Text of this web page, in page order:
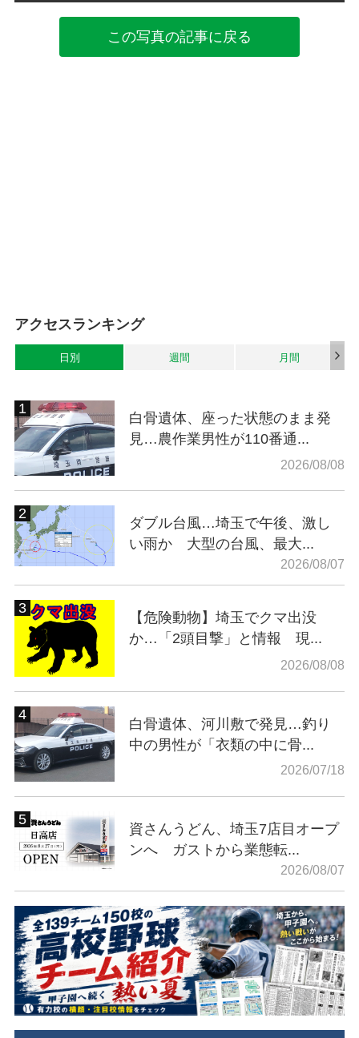
この写真の記事に戻る
アクセスランキング
日別 週間 月間
白骨遺体、座った状態のまま発
見…農作業男性が110番通...
2026/08/08
ダブル台風…埼玉で午後、激し
い雨か 大型の台風、最大...
2026/08/07
【危険動物】埼玉でクマ出没
か…「2頭目撃」と情報 現...
2026/08/08
白骨遺体、河川敷で発見…釣り
中の男性が「衣類の中に骨...
2026/07/18
資さんうどん、埼玉7店目オープ
ンへ ガストから業態転...
2026/08/07